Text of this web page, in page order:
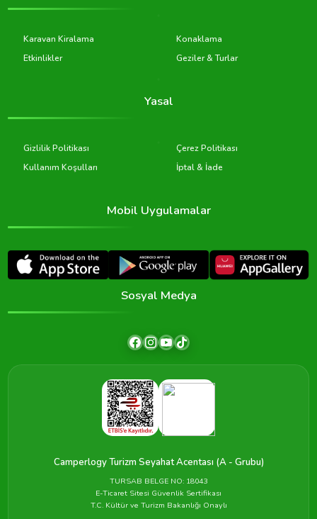
Karavan Kiralama
Konaklama
Etkinlikler
Geziler & Turlar
Yasal
Gizlilik Politikası
Çerez Politikası
Kullanım Koşulları
İptal & İade
Mobil Uygulamalar
Sosyal Medya
Camperlogy Turizm Seyahat Acentası (A - Grubu)
TURSAB BELGE NO: 18043
E-Ticaret Sitesi Güvenlik Sertifikası
T.C. Kültür ve Turizm Bakanlığı Onaylı